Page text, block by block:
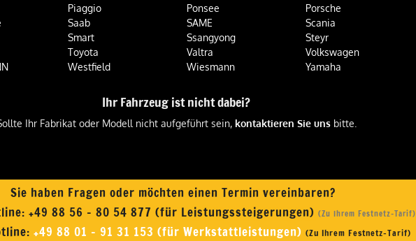
Piaggio Ponsee Porsche
Saab SAME Scania
Smart Ssangyong Steyr
Toyota Valtra Volkswagen
Westfield Wiesmann Yamaha
Ihr Fahrzeug ist nicht dabei?
Ihr Fabrikat oder Modell nicht aufgeführt sein, kontaktieren Sie unsbitte.
Sie haben Fragen oder möchten einen Termin vereinbaren?
+49 88 56 - 80 54 877 (für Leistungssteigerungen) (Zu Ihrem Festnetz-Tarif)
+49 88 01 - 91 31 153 (für Werkstattleistungen) (Zu Ihrem Festnetz-Tarif)